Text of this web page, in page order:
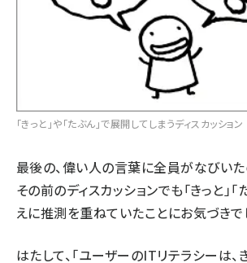
「きっと」や「たぶん」で展開してしまうディスカッション
最後の、偉い人の言葉に全員がなびいた
その前のディスカッションでも「きっと」
えに推測を重ねていたことにお気づきで
はたして、「ユーザーのITリテラシーは、